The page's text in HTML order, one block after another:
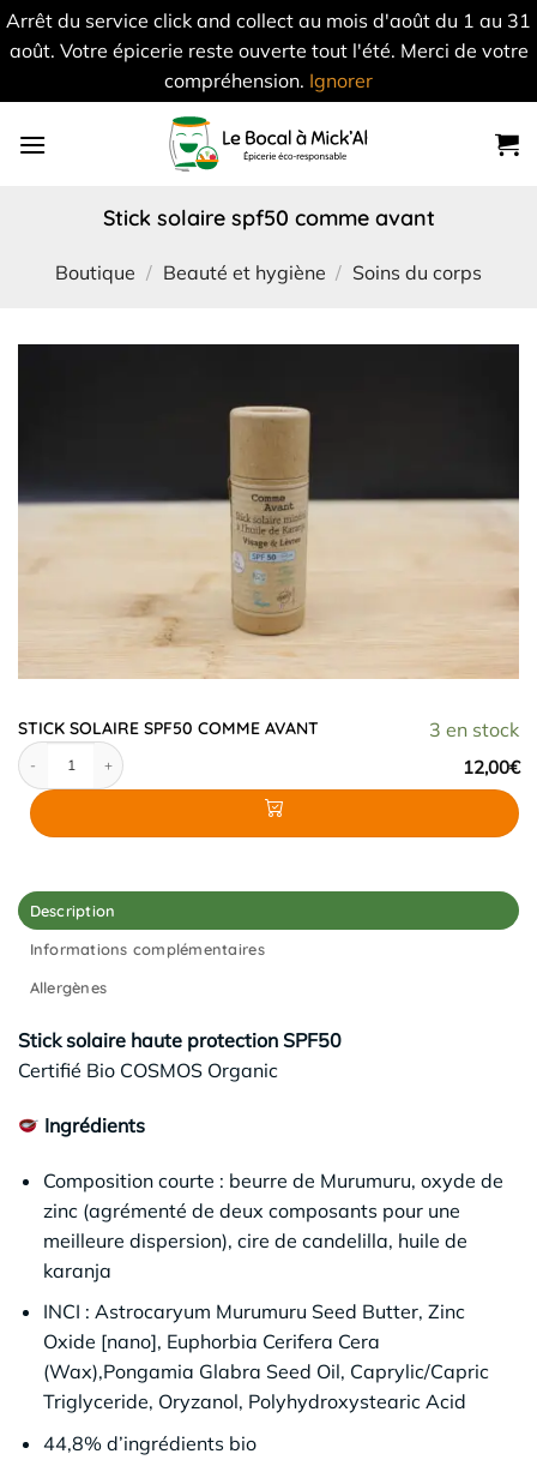
Arrêt du service click and collect au mois d'août du 1 au 31
août. Votre épicerie reste ouverte tout l'été. Merci de votre
compréhension. Ignorer
stick solaire spf50 comme avant
Boutique / Beauté et hygiène / Soins du corps
3 en stock
STICK SOLAIRE SPF50 COMME AVANT
12,00€
quantité de STICK SOLAIRE SPF50 COMME AVANT
Description
Informations complémentaires
Allergènes
Stick solaire haute protection SPF50
Certifié Bio COSMOS Organic
Ingrédients
Composition courte : beurre de Murumuru, oxyde de
zinc (agrémenté de deux composants pour une
meilleure dispersion), cire de candelilla, huile de
karanja
INCI : Astrocaryum Murumuru Seed Butter, Zinc
Oxide [nano], Euphorbia Cerifera Cera
(Wax),Pongamia Glabra Seed Oil, Caprylic/Capric
Triglyceride, Oryzanol, Polyhydroxystearic Acid
44,8% d’ingrédients bio